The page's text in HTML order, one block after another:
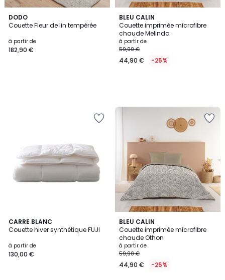
DODO
Couette Fleur de lin tempérée
à partir de
182,90 €
BLEU CALIN
Couette imprimée microfibre
chaude Melinda
à partir de
59,90 €
44,90 € -25%
CARRE BLANC
Couette hiver synthétique FUJI
à partir de
130,00 €
BLEU CALIN
Couette imprimée microfibre
chaude Othon
à partir de
59,90 €
44,90 € -25%
4
/
5